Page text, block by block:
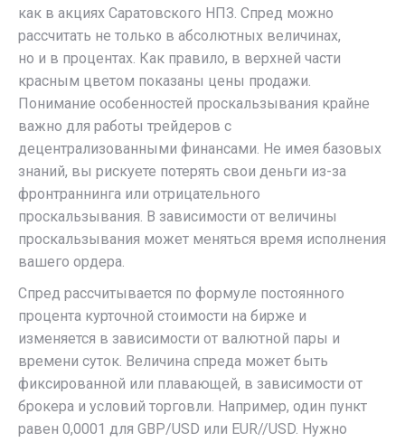
как в акциях Саратовского НПЗ. Спред можно
рассчитать не только в абсолютных величинах,
но и в процентах. Как правило, в верхней части
красным цветом показаны цены продажи.
Понимание особенностей проскальзывания крайне
важно для работы трейдеров с
децентрализованными финансами. Не имея базовых
знаний, вы рискуете потерять свои деньги из-за
фронтраннинга или отрицательного
проскальзывания. В зависимости от величины
проскальзывания может меняться время исполнения
вашего ордера.
Спред рассчитывается по формуле постоянного
процента курточной стоимости на бирже и
изменяется в зависимости от валютной пары и
времени суток. Величина спреда может быть
фиксированной или плавающей, в зависимости от
брокера и условий торговли. Например, один пункт
равен 0,0001 для GBP/USD или EUR//USD. Нужно